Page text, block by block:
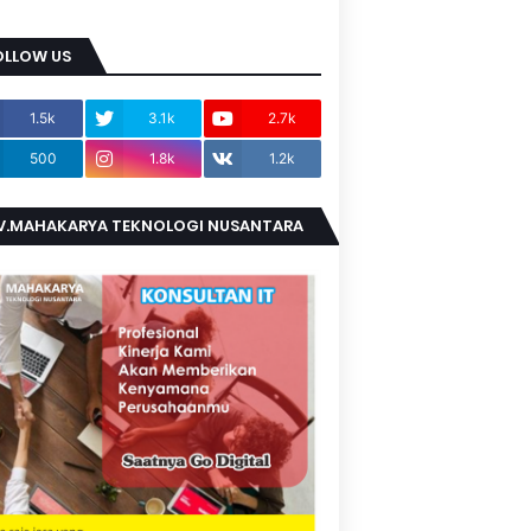
US
1.5k 3.1k 2.7k
500 1.8k 1.2k
TEKNOLOGI NUSANTARA